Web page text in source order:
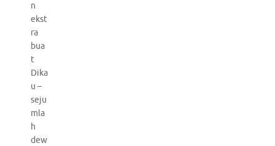
n
ekst
ra
bua
t
Dika
u –
seju
mla
h
dew